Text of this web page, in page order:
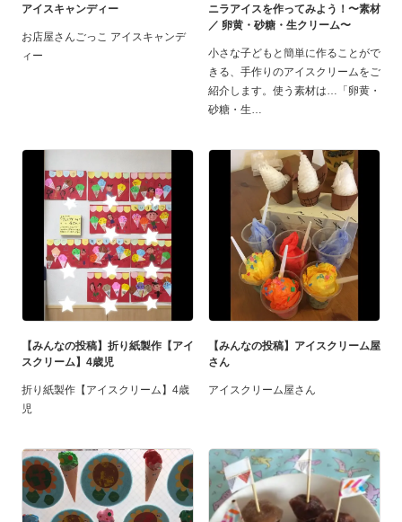
アイスキャンディー
お店屋さんごっこ アイスキャンデ
ィー
ニラアイスを作ってみよう！〜素材
／ 卵黄・砂糖・生クリーム〜
小さな子どもと簡単に作ることがで
きる、手作りのアイスクリームをご
紹介します。使う素材は…「卵黄・
砂糖・生
【みんなの投稿】折り紙製作【アイ
スクリーム】4歳児
折り紙製作【アイスクリーム】4歳
児
【みんなの投稿】アイスクリーム屋
さん
アイスクリーム屋さん